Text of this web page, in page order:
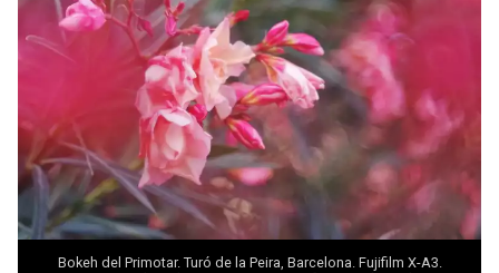
Bokeh del Primotar. Turó de la Peira, Barcelona. Fujifilm X-A3.